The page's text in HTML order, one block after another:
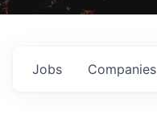
Jobs Companies